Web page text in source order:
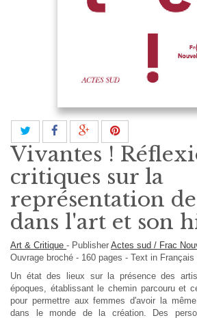
Vivantes !
critiques sur la
représentation
dans l'art et son
Art & Critique - Publisher Actes sud / Frac
Ouvrage broché - 160 pages - Text in Français
Un état des lieux sur la présence des
époques, établissant le chemin parcouru et
pour permettre aux femmes d'avoir la
dans le monde de la création. Des